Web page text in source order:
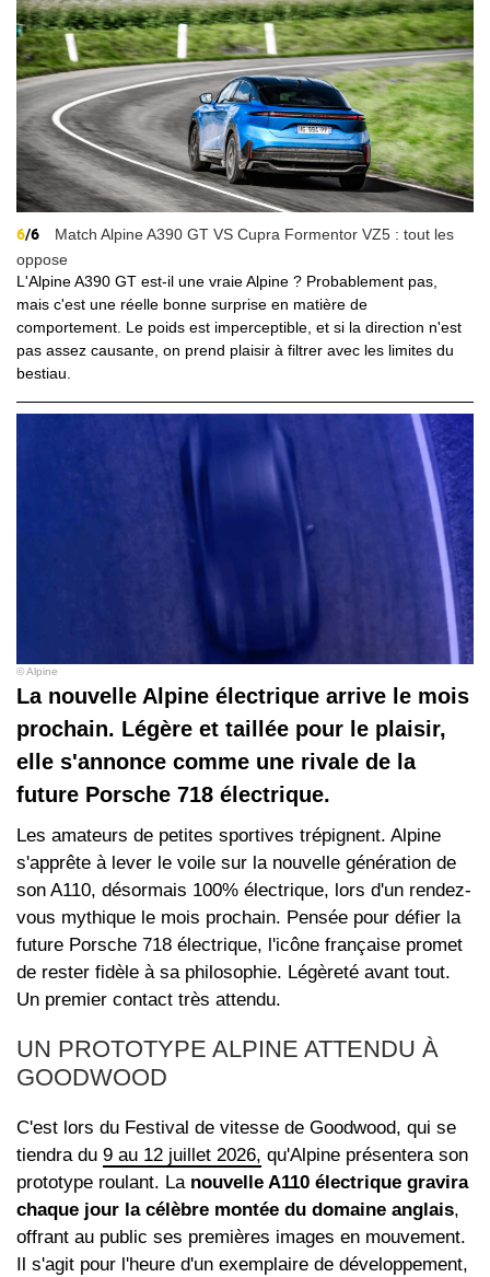
6/6
Match Alpine A390 GT VS Cupra Formentor VZ5 : tout les
oppose
L'Alpine A390 GT est-il une vraie Alpine ? Probablement pas,
mais c'est une réelle bonne surprise en matière de
comportement. Le poids est imperceptible, et si la direction n'est
pas assez causante, on prend plaisir à filtrer avec les limites du
bestiau.
© Alpine
La nouvelle Alpine électrique arrive le mois
prochain. Légère et taillée pour le plaisir,
elle s'annonce comme une rivale de la
future Porsche 718 électrique.
Les amateurs de petites sportives trépignent. Alpine
s'apprête à lever le voile sur la nouvelle génération de
son A110, désormais 100% électrique, lors d'un rendez-
vous mythique le mois prochain. Pensée pour défier la
future Porsche 718 électrique, l'icône française promet
de rester fidèle à sa philosophie. Légèreté avant tout.
Un premier contact très attendu.
UN PROTOTYPE ALPINE ATTENDU À
GOODWOOD
C'est lors du Festival de vitesse de Goodwood, qui se
tiendra du 9 au 12 juillet 2026, qu'Alpine présentera son
prototype roulant. La nouvelle A110 électrique gravira
chaque jour la célèbre montée du domaine anglais,
offrant au public ses premières images en mouvement.
Il s'agit pour l'heure d'un exemplaire de développement,